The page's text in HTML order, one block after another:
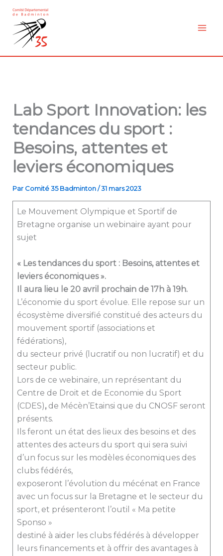
contenu
Lab Sport Innovation: les
tendances du sport :
Besoins, attentes et
leviers économiques
Par Comité 35 Badminton/31 mars 2023
Le Mouvement Olympique et Sportif de
Bretagne organise un webinaire ayant pour
sujet
« Les tendances du sport : Besoins, attentes et
leviers économiques ».
Il aura lieu le 20 avril prochain de 17h à 19h.
L’économie du sport évolue. Elle repose sur un
écosystème diversifié constitué des acteurs du
mouvement sportif (associations et
fédérations),
du secteur privé (lucratif ou non lucratif) et du
secteur public.
Lors de ce webinaire, un représentant du
Centre de Droit et de Economie du Sport
(CDES), de Mécèn’Etainsi que du CNOSF seront
présents.
Ils feront un état des lieux des besoins et des
attentes des acteurs du sport qui sera suivi
d’un focus sur les modèles économiques des
clubs fédérés,
exposeront l’évolution du mécénat en France
avec un focus sur la Bretagne et le secteur du
sport, et présenteront l’outil « Ma petite
Sponso »
destiné à aider les clubs fédérés à développer
leurs financements et à offrir des avantages à